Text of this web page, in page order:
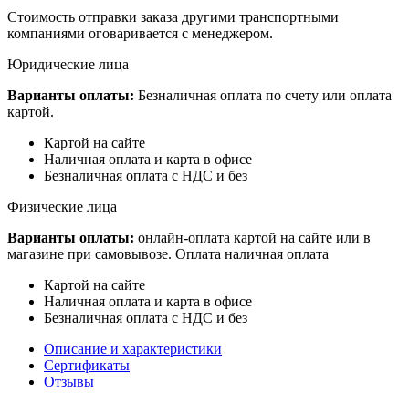
Стоимость отправки заказа другими транспортными
компаниями оговаривается с менеджером.
Юридические лица
Варианты оплаты: Безналичная оплата по счету или оплата
картой.
Картой на сайте
Наличная оплата и карта в офисе
Безналичная оплата с НДС и без
Физические лица
Варианты оплаты: онлайн-оплата картой на сайте или в
магазине при самовывозе. Оплата наличная оплата
Картой на сайте
Наличная оплата и карта в офисе
Безналичная оплата с НДС и без
Описание и характеристики
Сертификаты
Отзывы